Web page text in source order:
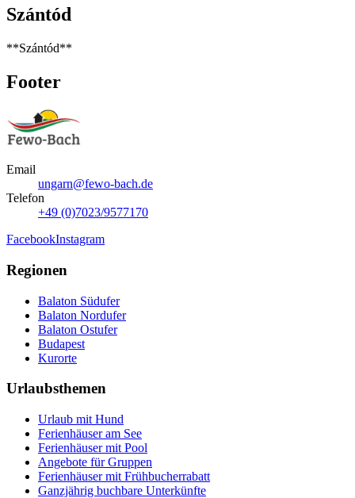
Szántód
**Szántód**
Footer
Email
ungarn@fewo-bach.de
Telefon
+49 (0)7023/9577170
FacebookInstagram
Regionen
Balaton Südufer
Balaton Nordufer
Balaton Ostufer
Budapest
Kurorte
Urlaubsthemen
Urlaub mit Hund
Ferienhäuser am See
Ferienhäuser mit Pool
Angebote für Gruppen
Ferienhäuser mit Frühbucherrabatt
Ganzjährig buchbare Unterkünfte